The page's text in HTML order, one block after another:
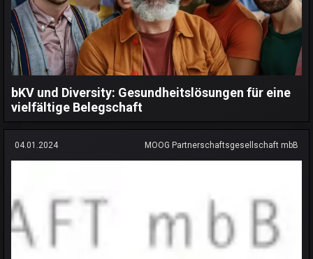
bKV und Diversity: Gesundheitslösungen für eine
vielfältige Belegschaft
04.01.2024 MOOG Partnerschaftsgesellschaft mbB